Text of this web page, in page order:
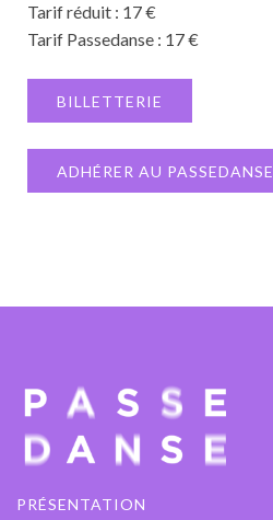
Tarif réduit : 17 €
Tarif Passedanse : 17 €
BILLETTERIE
ADHÉRER AU PASSEDANSE
PRÉSENTATION